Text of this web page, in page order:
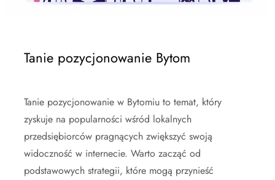
Tanie pozycjonowanie Bytom
Tanie pozycjonowanie w Bytomiu to temat, który
zyskuje na popularności wśród lokalnych
przedsiębiorców pragnących zwiększyć swoją
widoczność w internecie. Warto zacząć od
podstawowych strategii, które mogą przynieść